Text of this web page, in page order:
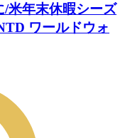
米年末休暇シーズ
ワールドウォ